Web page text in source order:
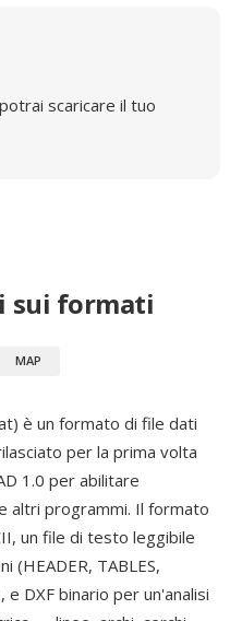
scaricare il tuo
sui formati
MAP
è un formato di file dati
per la prima volta
1.0 per abilitare
altri programmi. Il formato
un file di testo leggibile
(HEADER, TABLES,
e DXF binario per un'analisi